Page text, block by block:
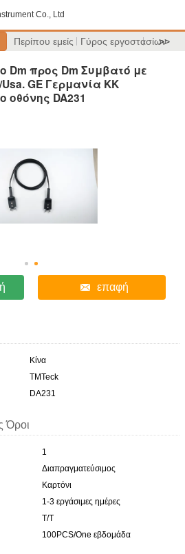
Co., Ltd
Περίπου εμείς Γύρος εργοστασίων
>>
Dm προς Dm Συμβατό με
GE Γερμανία KK
οθόνης DA231
επαφή
Κίνα
TMTeck
DA231
Όροι
1
Διαπραγματεύσιμος
Καρτόνι
1-3 εργάσιμες ημέρες
Τ/Τ
100PCS/One εβδομάδα